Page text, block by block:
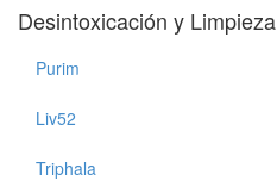
Desintoxicación y Limpieza
Purim
Liv52
Triphala